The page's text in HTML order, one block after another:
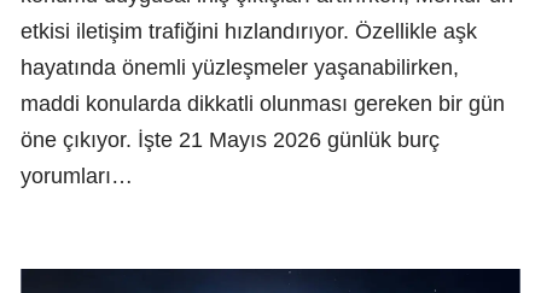
etkisi iletişim trafiğini hızlandırıyor. Özellikle aşk
hayatında önemli yüzleşmeler yaşanabilirken,
maddi konularda dikkatli olunması gereken bir gün
öne çıkıyor. İşte 21 Mayıs 2026 günlük burç
yorumları…